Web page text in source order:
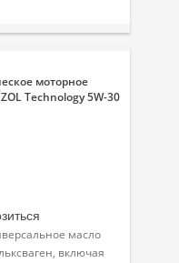
моторное
Technology 5W-30
масло
включая